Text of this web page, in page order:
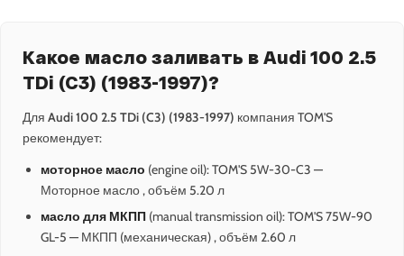
Какое масло заливать в Audi 100 2.5
TDi (C3) (1983-1997)?
Для Audi 100 2.5 TDi (C3) (1983-1997) компания TOM'S
рекомендует:
моторное масло (engine oil): TOM'S 5W-30-C3 —
Моторное масло , объём 5.20 л
масло для МКПП (manual transmission oil): TOM'S 75W-90
GL-5 — МКПП (механическая) , объём 2.60 л